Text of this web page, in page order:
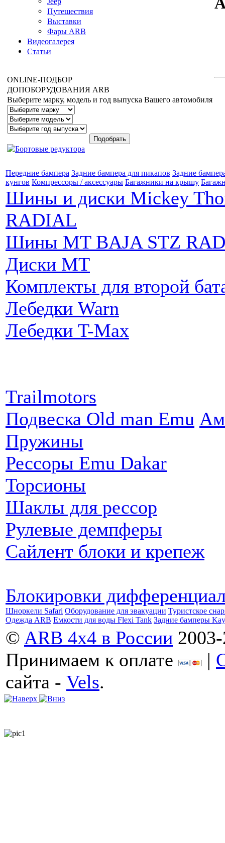
Путешествия
Выставки
Фары ARB
Видеогалерея
Статьи
ONLINE-ПОДБОР
ДОПОБОРУДОВАНИЯ ARB
Выберите марку, модель и год выпуска Вашего автомобиля
Передние бампера Задние бампера для пикапов Задние
кунгов Компрессоры / аксессуары Багажники на крышу
Шины и диски Mickey
RADIAL
Шины MT BAJA STZ
Диски MT
Комплекты для второй
Лебедки Warn
Лебедки T-Max
Trailmotors
Подвеска Old man Emu
Пружины
Рессоры Emu Dakar
Торсионы
Шаклы для рессор
Рулевые демпферы
Сайлент блоки и крепеж
Блокировки
Шноркели Safari Оборудование для эвакуации Туристское
Одежда ARB Емкости для воды Flexi Tank Задние бамперы
© ARB 4x4 в России
Принимаем к оплате
|
сайта - Vels.